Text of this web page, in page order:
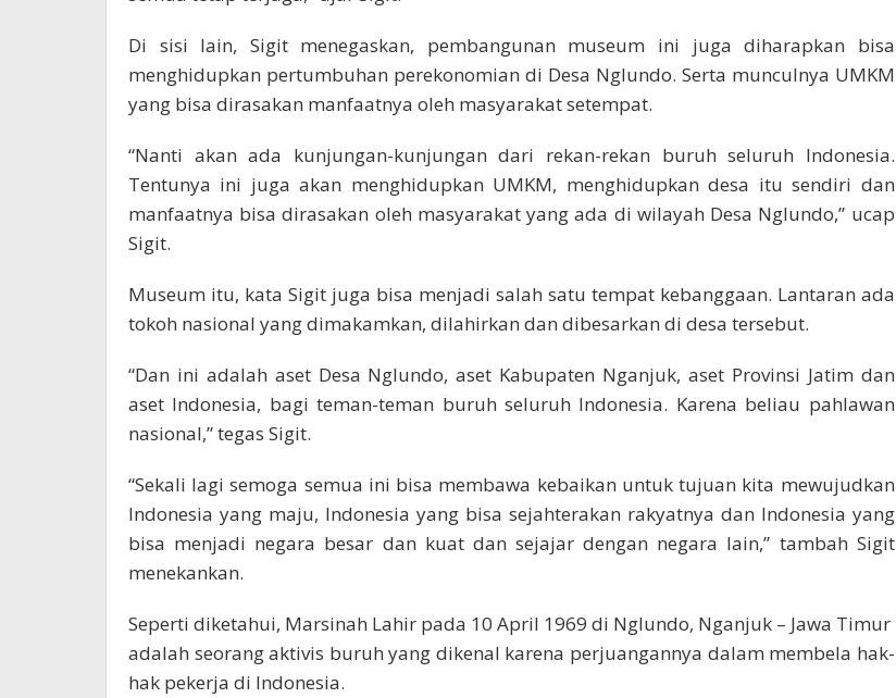
Di sisi lain, Sigit menegaskan, pembangunan museum ini juga diharapkan bisa
menghidupkan pertumbuhan perekonomian di Desa Nglundo. Serta munculnya UMKM
yang bisa dirasakan manfaatnya oleh masyarakat setempat.
“Nanti akan ada kunjungan-kunjungan dari rekan-rekan buruh seluruh Indonesia.
Tentunya ini juga akan menghidupkan UMKM, menghidupkan desa itu sendiri dan
manfaatnya bisa dirasakan oleh masyarakat yang ada di wilayah Desa Nglundo,” ucap
Sigit.
Museum itu, kata Sigit juga bisa menjadi salah satu tempat kebanggaan. Lantaran ada
tokoh nasional yang dimakamkan, dilahirkan dan dibesarkan di desa tersebut.
“Dan ini adalah aset Desa Nglundo, aset Kabupaten Nganjuk, aset Provinsi Jatim dan
aset Indonesia, bagi teman-teman buruh seluruh Indonesia. Karena beliau pahlawan
nasional,” tegas Sigit.
“Sekali lagi semoga semua ini bisa membawa kebaikan untuk tujuan kita mewujudkan
Indonesia yang maju, Indonesia yang bisa sejahterakan rakyatnya dan Indonesia yang
bisa menjadi negara besar dan kuat dan sejajar dengan negara lain,” tambah Sigit
menekankan.
Seperti diketahui, Marsinah Lahir pada 10 April 1969 di Nglundo, Nganjuk – Jawa Timur
adalah seorang aktivis buruh yang dikenal karena perjuangannya dalam membela hak-
hak pekerja di Indonesia.